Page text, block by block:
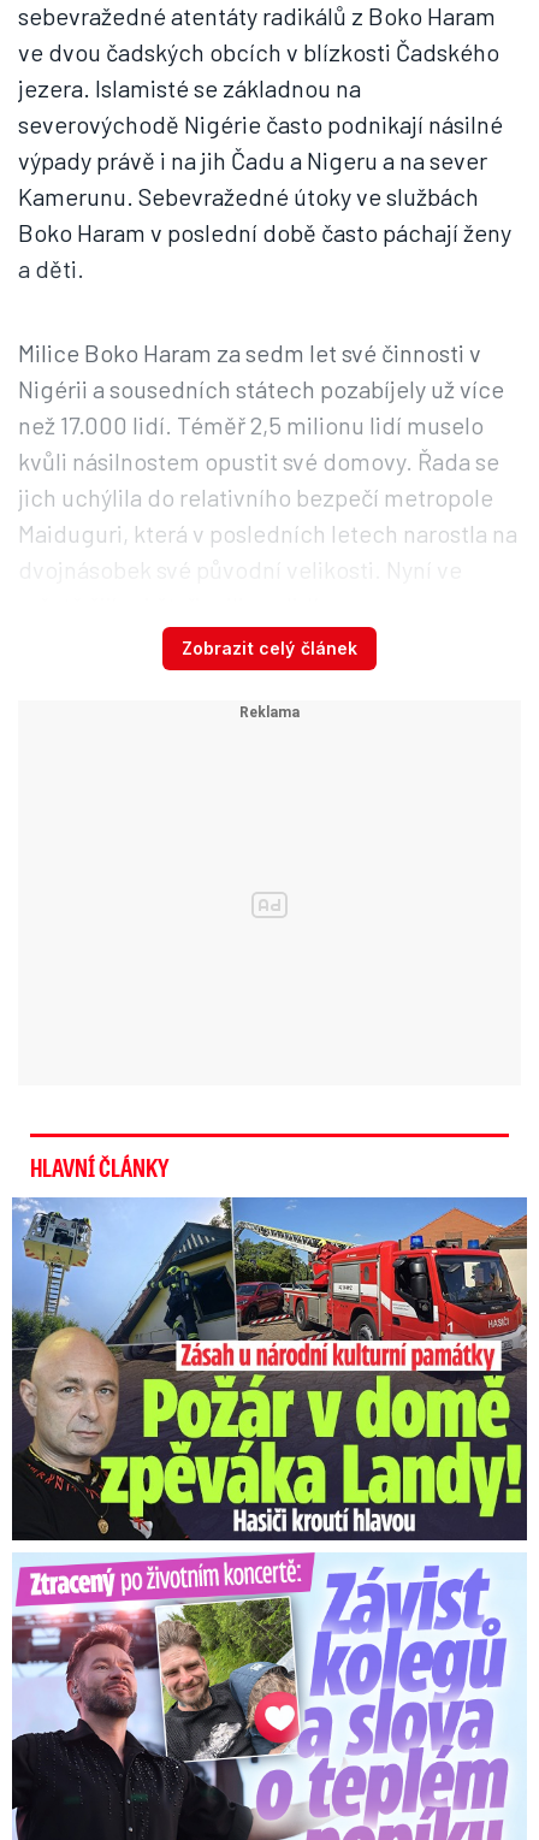
sebevražedné atentáty radikálů z Boko Haram
ve dvou čadských obcích v blízkosti Čadského
jezera. Islamisté se základnou na
severovýchodě Nigérie často podnikají násilné
výpady právě i na jih Čadu a Nigeru a na sever
Kamerunu. Sebevražedné útoky ve službách
Boko Haram v poslední době často páchají ženy
a děti.
Milice Boko Haram za sedm let své činnosti v
Nigérii a sousedních státech pozabíjely už více
než 17.000 lidí. Téměř 2,5 milionu lidí muselo
kvůli násilnostem opustit své domovy. Řada se
jich uchýlila do relativního bezpečí metropole
Maiduguri, která v posledních letech narostla na
dvojnásobek své původní velikosti. Nyní ve
Nigerem a Beninem snaží v rámci mezinárodní
organizaci Islámský stát (IS).
Zobrazit celý článek
HLAVNÍ ČLÁNKY
U Daniela Landy hořelo! Hasiči kroutí hlavou
Ztracený po životním koncertě: Závist kolegů a teplý popík